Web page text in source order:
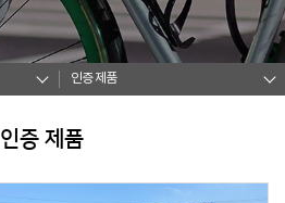
인증 제품
인증 제품